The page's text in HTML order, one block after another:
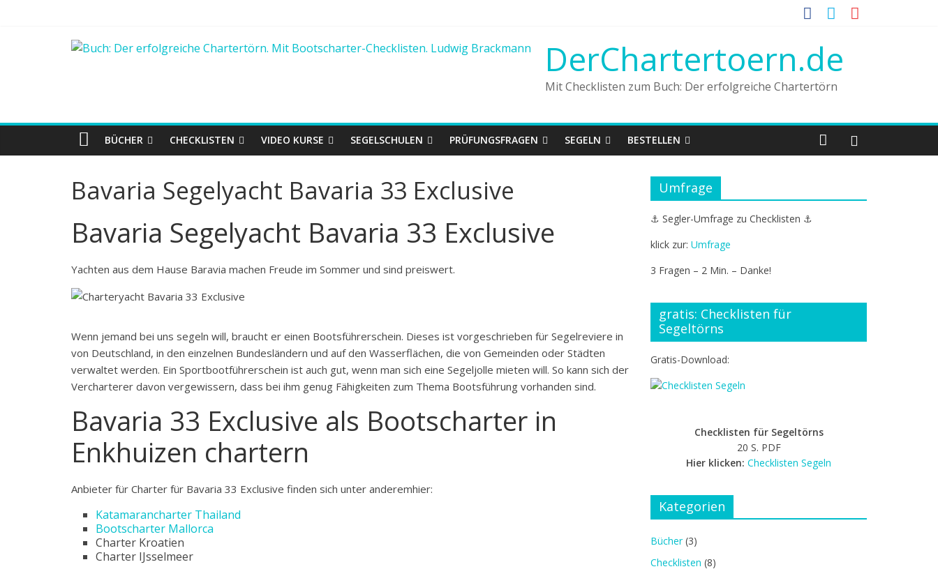
DerChartertoern.de
Mit Checklisten zum Buch: Der erfolgreiche Chartertörn
BÜCHER CHECKLISTEN VIDEO KURSE SEGELSCHULEN PRÜFUNGSFRAGEN SEGELN BESTELLEN
Bavaria Segelyacht Bavaria 33 Exclusive
Bavaria Segelyacht Bavaria 33 Exclusive
Yachten aus dem Hause Baravia machen Freude im Sommer und sind preiswert.
Wenn jemand bei uns segeln will, braucht er einen Bootsführerschein. Dieses ist vorgeschrieben für Segelreviere in
von Deutschland, in den einzelnen Bundesländern und auf den Wasserflächen, die von Gemeinden oder Städten
verwaltet werden. Ein Sportbootführerschein ist auch gut, wenn man sich eine Segeljolle mieten will. So kann sich der
Vercharterer davon vergewissern, dass bei ihm genug Fähigkeiten zum Thema Bootsführung vorhanden sind.
Bavaria 33 Exclusive als Bootscharter in
Enkhuizen chartern
Anbieter für Charter für Bavaria 33 Exclusive finden sich unter anderemhier:
Katamarancharter Thailand
Bootscharter Mallorca
Charter Kroatien
Charter IJsselmeer
Umfrage
⚓ Segler-Umfrage zu Checklisten ⚓
klick zur: Umfrage
3 Fragen – 2 Min. – Danke!
gratis: Checklisten für
Segeltörns
Gratis-Download:
Checklisten für Segeltörns
20 S. PDF
Hier klicken: Checklisten Segeln
Kategorien
Bücher(3)
Checklisten (8)